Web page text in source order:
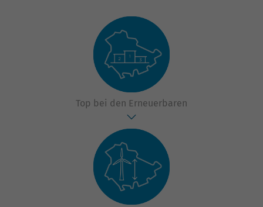
Top bei den Erneuerbaren